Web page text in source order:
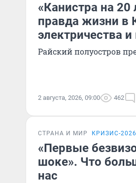
«Канистра на 20
правда жизни в
электричества
Райский полуостров
2 августа, 2026, 09:00 462
СТРАНА И МИР КРИЗИС-2026
«Первые
шоке». Что
нас